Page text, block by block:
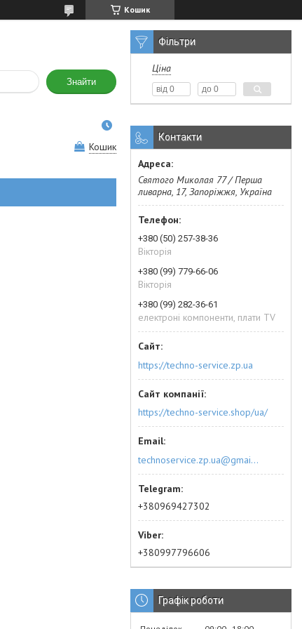
Кошик
Знайти
Кошик
Фільтри
Ціна
Контакти
Святого Миколая 77 / Перша
ливарна, 17, Запоріжжя, Україна
+380 (50) 257-38-36
Вікторія
+380 (99) 779-66-06
Вікторія
+380 (99) 282-36-61
електроні компоненти, плати TV
https://techno-service.zp.ua
https://techno-service.shop/ua/
technoservice.zp.ua@gmail.com
+380969427302
+380997796606
Графік роботи